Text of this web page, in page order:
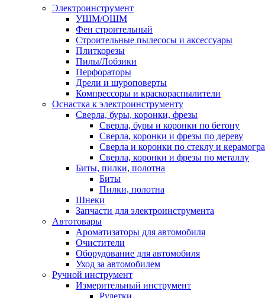
Электроинструмент
УШМ/ОШМ
Фен строительный
Строительные пылесосы и аксессуары
Плиткорезы
Пилы/Лобзики
Перфораторы
Дрели и шуроповерты
Компрессоры и краскораспылители
Оснастка к электроинструменту
Сверла, буры, коронки, фрезы
Сверла, буры и коронки по бетону
Сверла, коронки и фрезы по дереву
Сверла и коронки по стеклу и
Сверла, коронки и фрезы по металлу
Биты, пилки, полотна
Биты
Пилки, полотна
Шнеки
Запчасти для электроинструмента
Автотовары
Ароматизаторы для автомобиля
Очистители
Оборудование для автомобиля
Уход за автомобилем
Ручной инструмент
Измерительный инструмент
Рулетки